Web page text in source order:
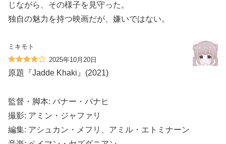
じながら、その様子を見守った。
独自の魅力を持つ映画だが、嫌いではない。
ミキモト
2025年10月20日
原題『Jadde Khaki』(2021)
監督・脚本: パナー・パナヒ
撮影: アミン・ジャファリ
編集: アシュカン・メフリ、アミル・エトミナーン